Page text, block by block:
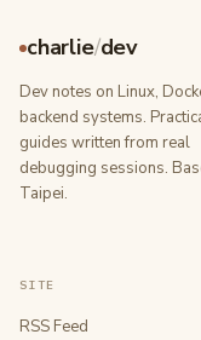
charlie/dev
Dev notes on Linux,
backend systems.
guides written from real
debugging sessions.
Taipei.
SITE
RSS Feed